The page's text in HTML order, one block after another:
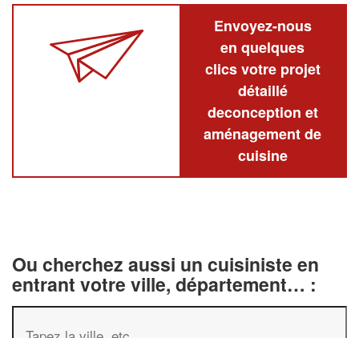
Envoyez-nous
en quelques
clics votre projet
détaillé
deconception et
aménagement de
cuisine
Ou cherchez aussi un cuisiniste en
entrant votre ville, département… :